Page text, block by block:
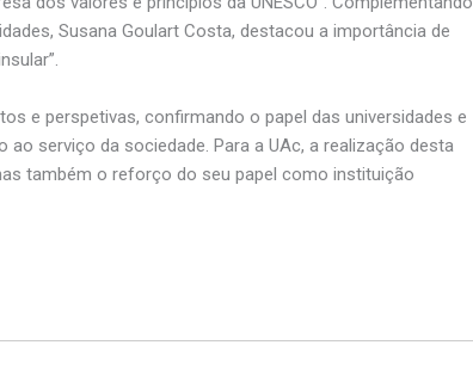
Susana Goulart Costa, destacou a importância de
e perspetivas, confirmando o papel das universidades e
serviço da sociedade. Para a UAc, a realização desta
também o reforço do seu papel como instituição